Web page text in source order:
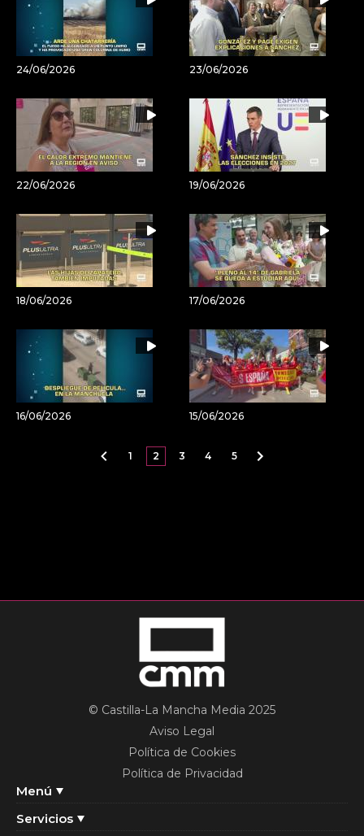
24/06/2026 23/06/2026
22/06/2026 19/06/2026
18/06/2026 17/06/2026
16/06/2026 15/06/2026
1 2 3 4 5
Menú
Servicios
© Castilla-La Mancha Media 2025
Aviso Legal
Política de Cookies
Política de Privacidad